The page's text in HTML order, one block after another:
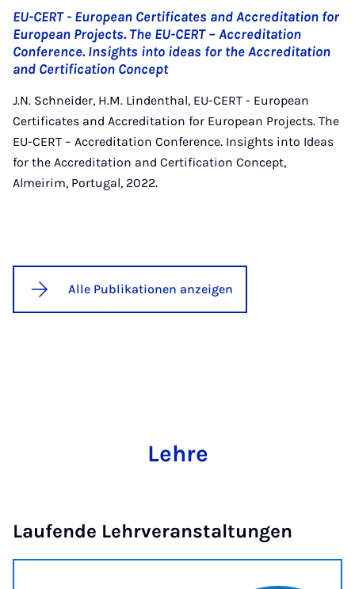
EU-CERT - European Certificates and Accreditation for
European Projects. The EU-CERT – Accreditation
Conference. Insights into ideas for the Accreditation
and Certification Concept
J.N. Schneider, H.M. Lindenthal, EU-CERT - European
Certificates and Accreditation for European Projects. The
EU-CERT – Accreditation Conference. Insights into Ideas
for the Accreditation and Certification Concept,
Almeirim, Portugal, 2022.
Alle Publikationen anzeigen
Lehre
Laufende Lehrveranstaltungen